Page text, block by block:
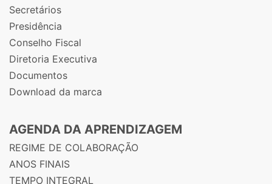
Secretários
Presidência
Conselho Fiscal
Diretoria Executiva
Documentos
Download da marca
AGENDA DA APRENDIZAGEM
REGIME DE COLABORAÇÃO
ANOS FINAIS
TEMPO INTEGRAL